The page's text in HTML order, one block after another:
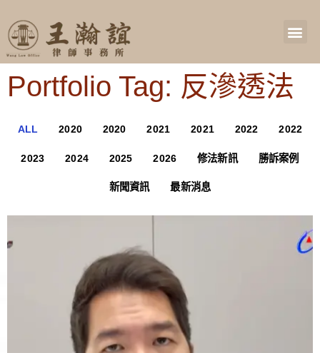
Portfolio Tag: 反滲透法
ALL 2020 2020 2021 2021 2022 2022
2023 2024 2025 2026 修法新訊 勝訴案例
新聞資訊 最新消息